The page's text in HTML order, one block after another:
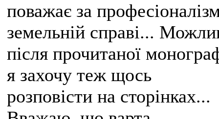
поважає за
земельній справі...
після прочитаної
я захочу теж щось
розповісти на сторінках...